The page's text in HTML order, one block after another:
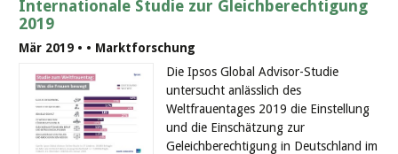
Internationale Studie zur Gleichberechtigung
2019
Mär 2019 • • Marktforschung
Die Ipsos Global Advisor-Studie
untersucht anlässlich des
Weltfrauentages 2019 die Einstellung
und die Einschätzung zur
Geleichberechtigung in Deutschland im